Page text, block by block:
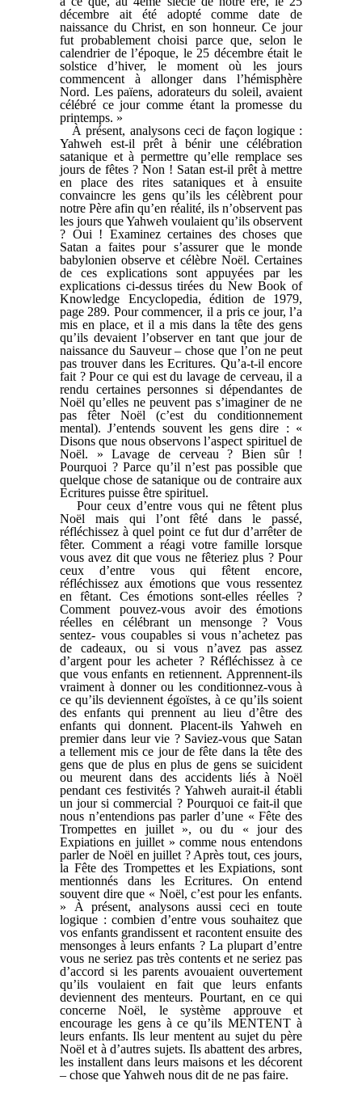
décembre ait été adopté comme date de
naissance du Christ, en son honneur. Ce jour
fut probablement choisi parce que, selon le
calendrier de l’époque, le 25 décembre était le
solstice d’hiver, le moment où les jours
commencent à allonger dans l’hémisphère
Nord. Les païens, adorateurs du soleil, avaient
célébré ce jour comme étant la promesse du
printemps. »
À présent, analysons ceci de façon logique :
Yahweh est-il prêt à bénir une célébration
satanique et à permettre qu’elle remplace ses
jours de fêtes ? Non ! Satan est-il prêt à mettre
en place des rites sataniques et à ensuite
convaincre les gens qu’ils les célèbrent pour
notre Père afin qu’en réalité, ils n’observent pas
les jours que Yahweh voulaient qu’ils observent
? Oui ! Examinez certaines des choses que
Satan a faites pour s’assurer que le monde
babylonien observe et célèbre Noël. Certaines
de ces explications sont appuyées par les
explications ci-dessus tirées du New Book of
Knowledge Encyclopedia, édition de 1979,
page 289. Pour commencer, il a pris ce jour, l’a
mis en place, et il a mis dans la tête des gens
qu’ils devaient l’observer en tant que jour de
naissance du Sauveur – chose que l’on ne peut
pas trouver dans les Ecritures. Qu’a-t-il encore
fait ? Pour ce qui est du lavage de cerveau, il a
rendu certaines personnes si dépendantes de
Noël qu’elles ne peuvent pas s’imaginer de ne
pas fêter Noël (c’est du conditionnement
mental). J’entends souvent les gens dire : «
Disons que nous observons l’aspect spirituel de
Noël. » Lavage de cerveau ? Bien sûr !
Pourquoi ? Parce qu’il n’est pas possible que
quelque chose de satanique ou de contraire aux
Ecritures puisse être spirituel.
Pour ceux d’entre vous qui ne fêtent plus
Noël mais qui l’ont fêté dans le passé,
réfléchissez à quel point ce fut dur d’arrêter de
fêter. Comment a réagi votre famille lorsque
vous avez dit que vous ne fêteriez plus ? Pour
ceux d’entre vous qui fêtent encore,
réfléchissez aux émotions que vous ressentez
en fêtant. Ces émotions sont-elles réelles ?
Comment pouvez-vous avoir des émotions
réelles en célébrant un mensonge ? Vous
sentez- vous coupables si vous n’achetez pas
de cadeaux, ou si vous n’avez pas assez
d’argent pour les acheter ? Réfléchissez à ce
que vous enfants en retiennent. Apprennent-ils
vraiment à donner ou les conditionnez-vous à
ce qu’ils deviennent égoïstes, à ce qu’ils soient
des enfants qui prennent au lieu d’être des
enfants qui donnent. Placent-ils Yahweh en
premier dans leur vie ? Saviez-vous que Satan
a tellement mis ce jour de fête dans la tête des
gens que de plus en plus de gens se suicident
ou meurent dans des accidents liés à Noël
pendant ces festivités ? Yahweh aurait-il établi
un jour si commercial ? Pourquoi ce fait-il que
nous n’entendions pas parler d’une « Fête des
Trompettes en juillet », ou du « jour des
Expiations en juillet » comme nous entendons
parler de Noël en juillet ? Après tout, ces jours,
la Fête des Trompettes et les Expiations, sont
mentionnés dans les Ecritures. On entend
souvent dire que « Noël, c’est pour les enfants.
» À présent, analysons aussi ceci en toute
logique : combien d’entre vous souhaitez que
vos enfants grandissent et racontent ensuite des
mensonges à leurs enfants ? La plupart d’entre
vous ne seriez pas très contents et ne seriez pas
d’accord si les parents avouaient ouvertement
qu’ils voulaient en fait que leurs enfants
deviennent des menteurs. Pourtant, en ce qui
concerne Noël, le système approuve et
encourage les gens à ce qu’ils MENTENT à
leurs enfants. Ils leur mentent au sujet du père
Noël et à d’autres sujets. Ils abattent des arbres,
les installent dans leurs maisons et les décorent
– chose que Yahweh nous dit de ne pas faire.